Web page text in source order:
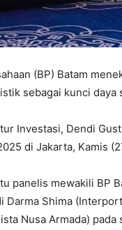
(BP) Batam
sebagai kunci daya
Investasi, Dendi
di Jakarta, Kamis
panelis mewakili BP
Darma Shima
Nusa Armada)